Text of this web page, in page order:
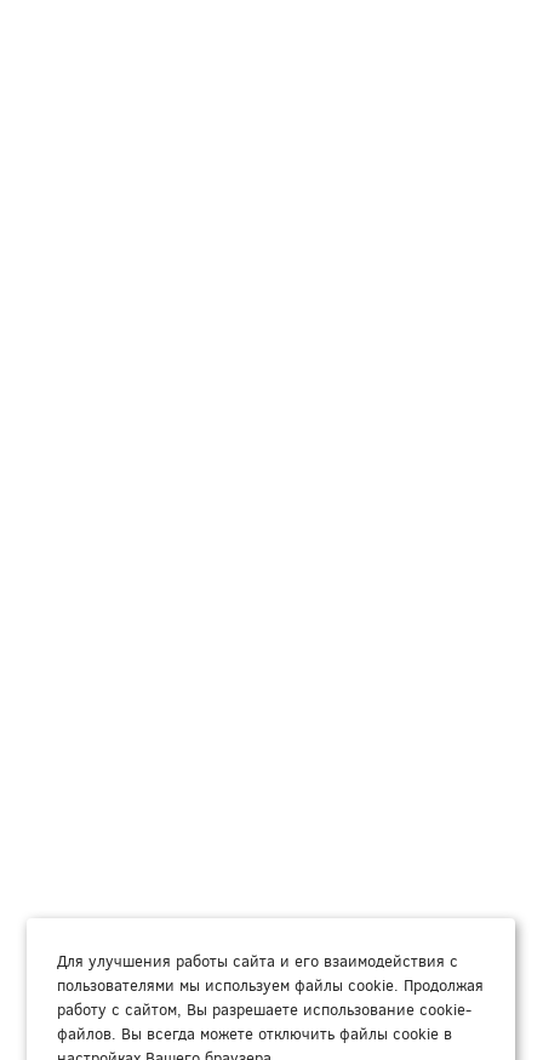
Для улучшения работы сайта и его взаимодействия с
пользователями мы используем файлы cookie. Продолжая
работу с сайтом, Вы разрешаете использование cookie-
файлов. Вы всегда можете отключить файлы cookie в